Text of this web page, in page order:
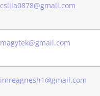
csilla0878@gmail.com
magytek@gmail.com
imreagnesh1@gmail.com